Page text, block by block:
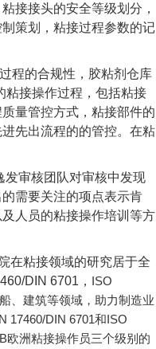
接接头的安全等级划分，
策划，粘接过程参数的记
程的合规性，胶粘剂仓库
粘接操作过程，包括粘接
量管控方式，粘接部件的
先出流程的的管控。在粘
发审核团队对审核中发现
需要关注的项点表示肯
人员的粘接操作培训等方
在粘接领域的研究居于全
DIN 6701 ， ISO
、建筑等领域，助力制造业
17460/DIN 6701和ISO
欧洲粘接操作员三个级别的